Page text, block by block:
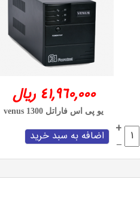
41,960,000 ریال
یو پی اس فاراتل venus 1300
+
–